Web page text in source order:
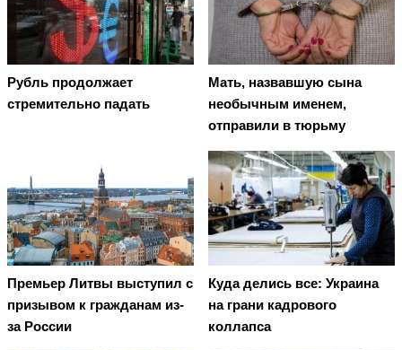
Рубль продолжает
стремительно падать
Мать, назвавшую сына
необычным именем,
отправили в тюрьму
Премьер Литвы выступил с
призывом к гражданам из-
за России
Куда делись все: Украина
на грани кадрового
коллапса